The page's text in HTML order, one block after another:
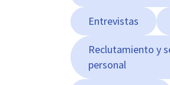
Entrevistas
Reclutamiento y
personal